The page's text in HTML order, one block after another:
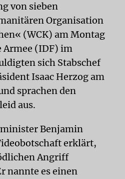
von sieben
Organisation
(WCK) am Montag
Armee (IDF) im
sich Stabschef
Isaac Herzog am
sprachen den
aus.
Benjamin
erklärt,
Angriff
nannte es einen